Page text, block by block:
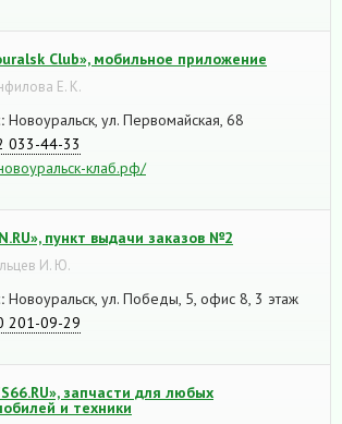
Club», мобильное приложение
Е. К.
Новоуральск, ул. Первомайская, 68
033-44-33
клаб.рф/
пункт выдачи заказов №2
И. Ю.
Новоуральск, ул. Победы, 5, офис 8, 3 этаж
201-09-29
запчасти для любых
и техники